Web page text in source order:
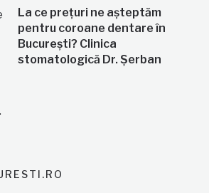
La ce prețuri ne așteptăm
pentru coroane dentare în
București? Clinica
stomatologică Dr. Șerban